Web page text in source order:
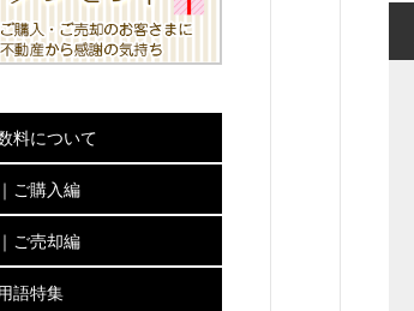
料について
ご購入編
ご売却編
語特集